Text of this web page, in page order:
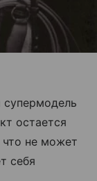
супермодель
остается
что не может
себя